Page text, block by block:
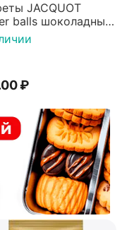
JACQUOT
balls шоколадные
с молочной
100г*2шт
₽